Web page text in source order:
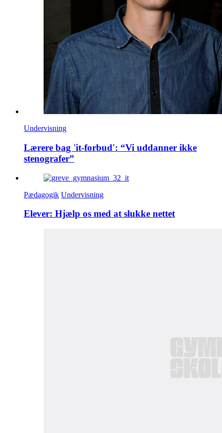
Undervisning
Lærere bag 'it-forbud': “Vi uddanner ikke
stenografer”
Pædagogik Undervisning
Elever: Hjælp os med at slukke nettet